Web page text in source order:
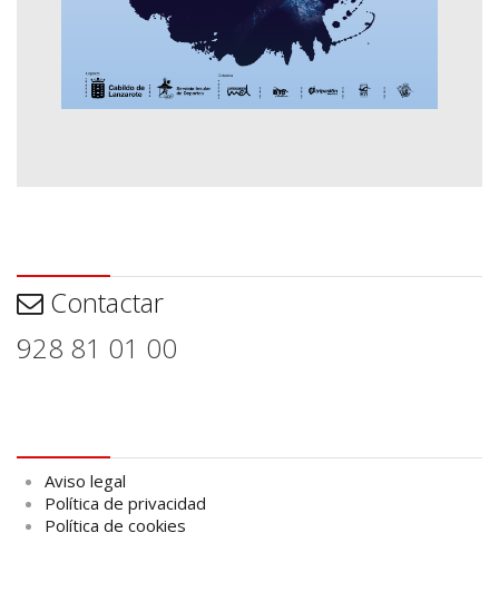
Contactar
928 81 01 00
Aviso legal
Política de privacidad
Política de cookies